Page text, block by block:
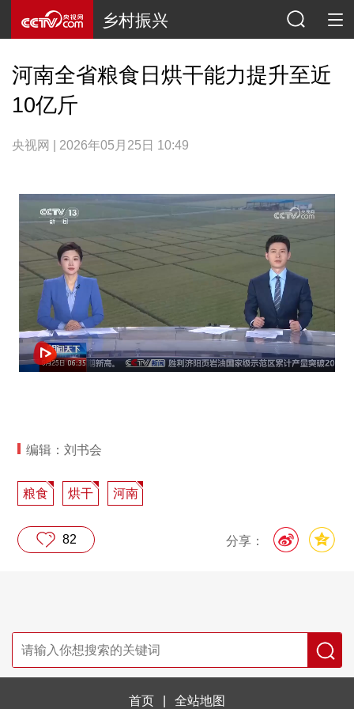
乡村振兴
河南全省粮食日烘干能力提升至近
10亿斤
央视网 | 2026年05月25日 10:49
编辑：刘书会
粮食 烘干 河南
分享：
82
首页 全站地图